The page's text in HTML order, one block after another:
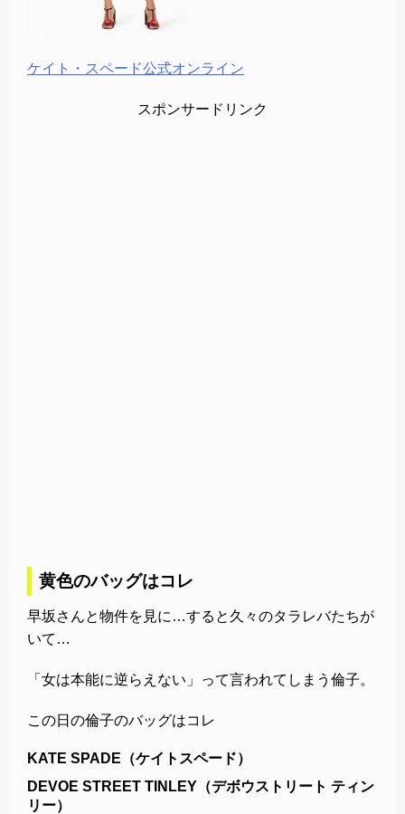
ケイト・スペード公式オンライン
スポンサードリンク
黄色のバッグはコレ
早坂さんと物件を見に…すると久々のタラレバたちが
いて…
「女は本能に逆らえない」って言われてしまう倫子。
この日の倫子のバッグはコレ
KATE SPADE（ケイトスペード）
DEVOE STREET TINLEY（デボウストリート ティン
リー）